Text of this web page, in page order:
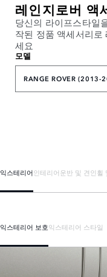
레인지로버 액
당신의 라이프스타일
작된 정품 액세서리로
세요
모델
RANGE ROVER (2013-
익스테리어인테리어운반 및 견인휠
익스테리어 보호익스테리어 스타일